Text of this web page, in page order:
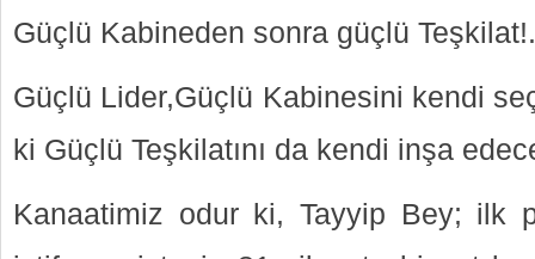
Güçlü Kabineden sonra güçlü
Güçlü Lider,Güçlü Kabinesini kendi
ki Güçlü Teşkilatını da kendi inşa
Kanaatimiz odur ki, Tayyip Bey; ilk